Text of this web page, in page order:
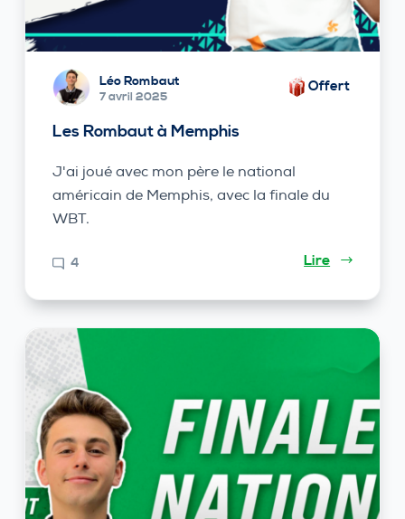
Léo Rombaut
7 avril 2025
Offert
Les Rombaut à Memphis
J'ai joué avec mon père le national
américain de Memphis, avec la finale du
WBT.
4 Lire